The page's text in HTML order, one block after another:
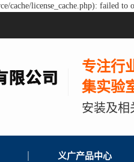
cache/license_cache.php): failed
专注行
集实验
安装及相
义广产品中心